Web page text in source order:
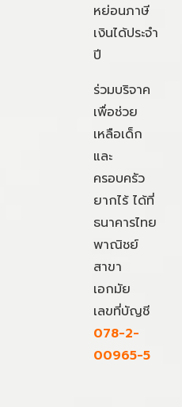
หย่อนภาษี
เงินได้ประจำ
ปี
ร่วมบริจาค
เพื่อช่วย
เหลือเด็ก
และ
ครอบครัว
ยากไร้ ได้ที่
ธนาคารไทย
พาณิชย์
สาขา
เอกมัย
เลขที่บัญชี
078-2-
00965-5